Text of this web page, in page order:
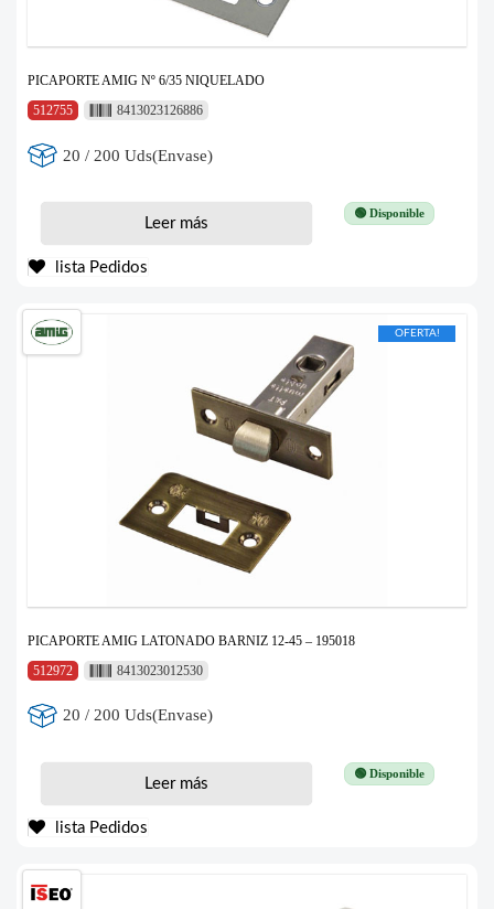
PICAPORTE AMIG Nº 6/35 NIQUELADO
512755
8413023126886
20 / 200 Uds(Envase)
🟢 Disponible
Leer más
lista Pedidos
OFERTA!
PICAPORTE AMIG LATONADO BARNIZ 12-45 – 195018
512972
8413023012530
20 / 200 Uds(Envase)
🟢 Disponible
Leer más
lista Pedidos